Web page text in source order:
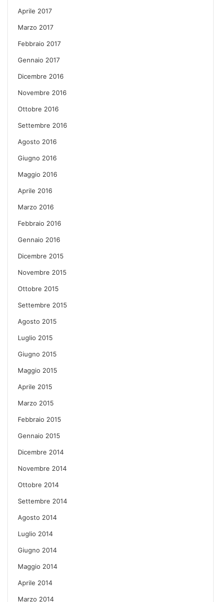
Aprile 2017
Marzo 2017
Febbraio 2017
Gennaio 2017
Dicembre 2016
Novembre 2016
Ottobre 2016
Settembre 2016
Agosto 2016
Giugno 2016
Maggio 2016
Aprile 2016
Marzo 2016
Febbraio 2016
Gennaio 2016
Dicembre 2015
Novembre 2015
Ottobre 2015
Settembre 2015
Agosto 2015
Luglio 2015
Giugno 2015
Maggio 2015
Aprile 2015
Marzo 2015
Febbraio 2015
Gennaio 2015
Dicembre 2014
Novembre 2014
Ottobre 2014
Settembre 2014
Agosto 2014
Luglio 2014
Giugno 2014
Maggio 2014
Aprile 2014
Marzo 2014